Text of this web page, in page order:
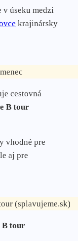
v úseku medzi
krajinársky
cestovná
B tour
vhodné pre
aj pre
(splavujeme.sk)
B tour